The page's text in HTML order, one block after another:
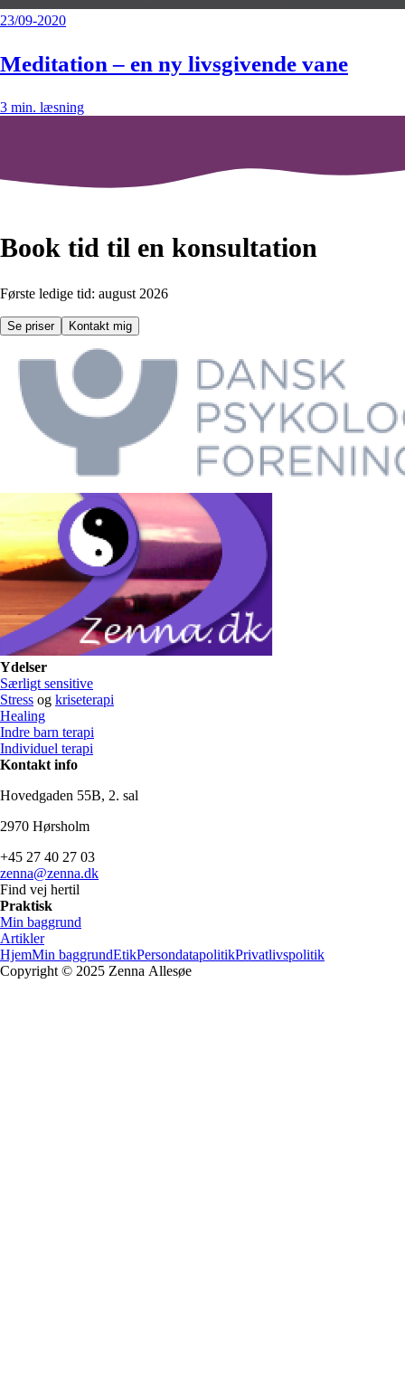
23/09-2020
Meditation – en ny livsgivende vane
3 min. læsning
Book tid til en konsultation
Første ledige tid: august 2026
Se priser Kontakt mig
Ydelser
Særligt sensitive
Stress og kriseterapi
Healing
Indre barn terapi
Individuel terapi
Kontakt info
Hovedgaden 55B, 2. sal
2970 Hørsholm
+45 27 40 27 03
zenna@zenna.dk
Find vej hertil
Praktisk
Min baggrund
Artikler
HjemMin baggrundEtikPersondatapolitikPrivatlivspolitik
Copyright © 2025 Zenna Allesøe